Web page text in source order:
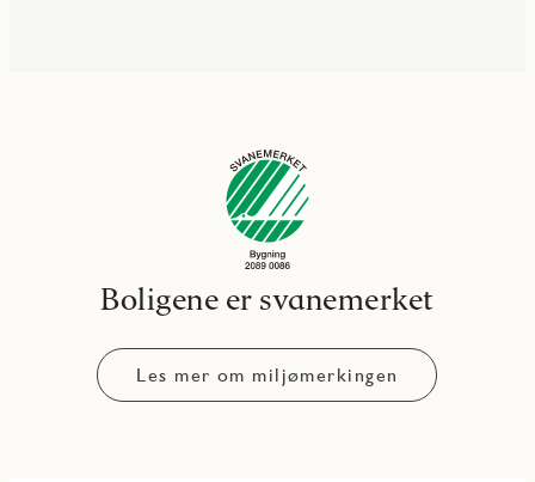
Boligene er svanemerket
Les mer om miljømerkingen